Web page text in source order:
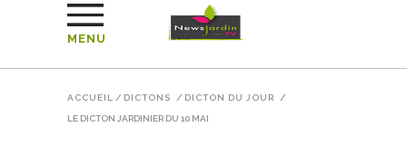
MENU
ACCUEIL / DICTONS / DICTON DU JOUR /
LE DICTON JARDINIER DU 10 MAI